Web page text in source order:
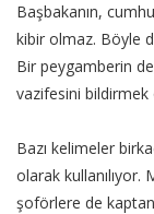
Başbakanın,
kibir olmaz. Böyle
Bir peygamberin
vazifesini bildirmek
Bazı kelimeler
olarak
şoförlere de